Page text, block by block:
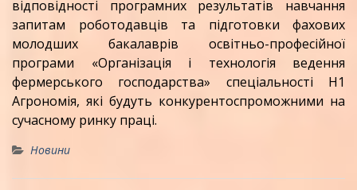
відповідності програмних результатів навчання
запитам роботодавців та підготовки фахових
молодших бакалаврів освітньо-професійної
програми «Організація і технологія ведення
фермерського господарства» спеціальності Н1
Агрономія, які будуть конкурентоспроможними на
сучасному ринку праці.
Новини